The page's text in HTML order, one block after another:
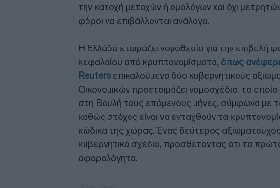
την κατοχή μετοχών ή ομολόγων και όχι
φόροι να επιβάλλονται ανάλογα.
Η Ελλάδα ετοιμάζει νομοθεσία για την επιβολή
κεφαλαίου από κρυπτονομίσματα, όπως
Reutersεπικαλούμενο δύο κυβερνητικούς
Οικονομικών προετοιμάζει νομοσχέδιο, το
στη Βουλή τους επόμενους μήνες, σύμφωνα με
καθώς στόχος είναι να ενταχθούν τα
κώδικα της χώρας. Ένας δεύτερος
κυβερνητικό σχέδιο, προσθέτοντας ότι τα
αφορολόγητα.